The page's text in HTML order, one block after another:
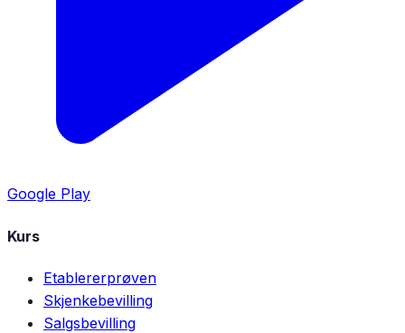
Google Play
Kurs
Etablererprøven
Skjenkebevilling
Salgsbevilling